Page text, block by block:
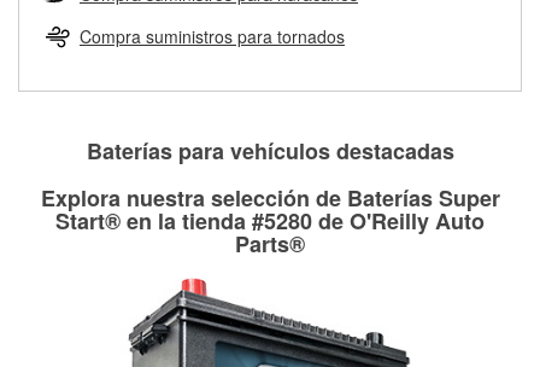
Herramientas de O'Reilly
pueden ser reutilizados, podemos ayudarte a encontrar las
partes de reemplazo correctas para tu reparación.
Rectificación de tambores y discos de freno
Compra suministros para tornados
Baterías para vehículos destacadas
Explora nuestra selección de Baterías Super
Start® en la tienda #5280 de O'Reilly Auto
Parts®